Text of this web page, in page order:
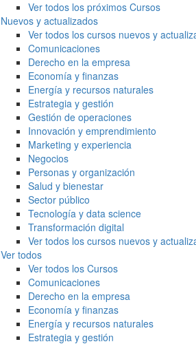
Ver todos los próximos Cursos
Nuevos y actualizados
Ver todos los cursos nuevos y
Comunicaciones
Derecho en la empresa
Economía y finanzas
Energía y recursos naturales
Estrategia y gestión
Gestión de operaciones
Innovación y emprendimiento
Marketing y experiencia
Negocios
Personas y organización
Salud y bienestar
Sector público
Tecnología y data science
Transformación digital
Ver todos los cursos nuevos y
Ver todos
Ver todos los Cursos
Comunicaciones
Derecho en la empresa
Economía y finanzas
Energía y recursos naturales
Estrategia y gestión